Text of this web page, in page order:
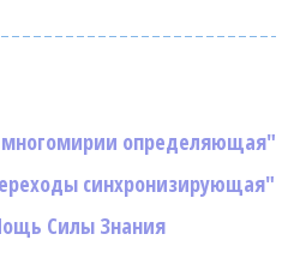
многомирии определяющая"
синхронизирующая"
Силы Знания